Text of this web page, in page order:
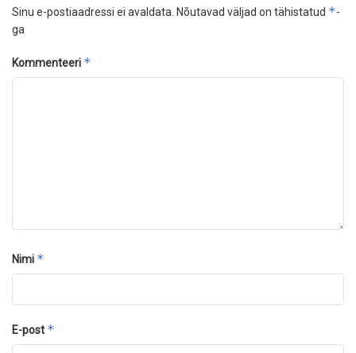
Sinu e-postiaadressi ei avaldata. Nõutavad väljad on tähistatud *-
ga
Kommenteeri *
Nimi *
E-post *